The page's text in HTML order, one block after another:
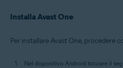
Installa Avast One
Per installare Avast One, procedere
Nel dispositivo Android toccare il